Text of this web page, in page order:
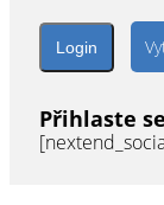
Přihlaste